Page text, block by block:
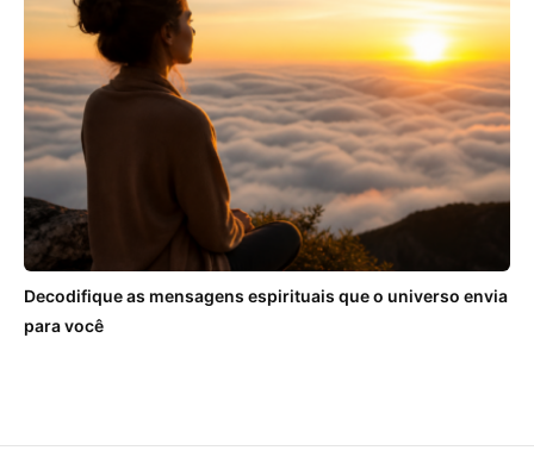
Decodifique as mensagens espirituais que o universo envia
para você